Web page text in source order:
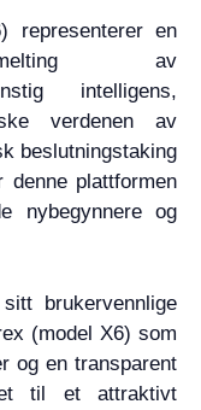
representerer en
av
intelligens,
verdenen av
beslutningstaking
denne plattformen
nybegynnere og
brukervennlige
(model X6) som
og en transparent
til et attraktivt